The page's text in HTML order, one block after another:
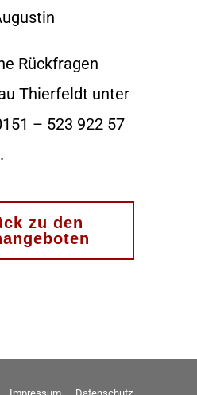
Rückfragen
Thierfeldt unter
– 523 922 57
zu den